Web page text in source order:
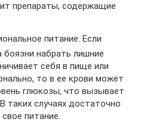
препараты, содержащие
питание. Если
боязни набрать лишние
себя в пище или
то в ее крови может
глюкозы, что вызывает
таких случаях достаточно
питание.